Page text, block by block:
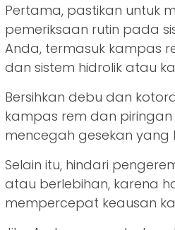
Pertama, pastikan untuk
pemeriksaan rutin pada
Anda, termasuk kampas
dan sistem hidrolik atau
Bersihkan debu dan
kampas rem dan
mencegah gesekan yang
Selain itu, hindari
atau berlebihan, karena
mempercepat keausan